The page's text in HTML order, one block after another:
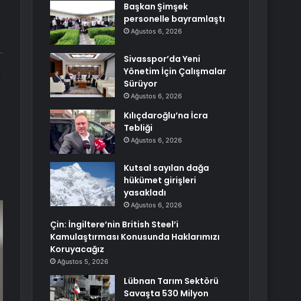
Başkan Şimşek
personelle bayramlaştı
Ağustos 6, 2026
Sivasspor’da Yeni
Yönetim İçin Çalışmalar
Sürüyor
Ağustos 6, 2026
Kılıçdaroğlu’na İcra
Tebliği
Ağustos 6, 2026
Kutsal sayılan dağa
hükümet girişleri
yasakladı
Ağustos 6, 2026
Çin: İngiltere’nin British Steel’i
Kamulaştırması Konusunda Haklarımızı
Koruyacağız
Ağustos 5, 2026
Lübnan Tarım Sektörü
Savaşta 530 Milyon